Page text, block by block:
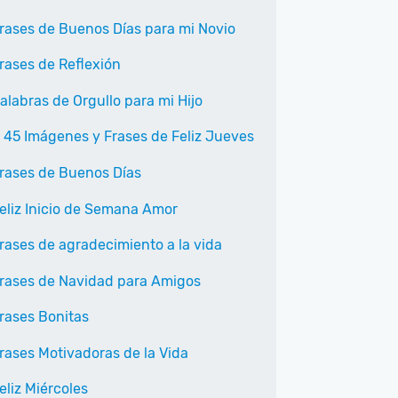
de Buenos Días para mi Novio
de Reflexión
de Orgullo para mi Hijo
45 Imágenes y Frases de Feliz Jueves
de Buenos Días
Inicio de Semana Amor
de agradecimiento a la vida
de Navidad para Amigos
Bonitas
Motivadoras de la Vida
Miércoles